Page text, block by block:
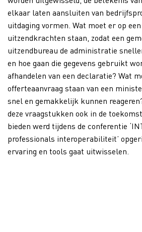
elkaar laten aansluiten van
uitdaging vormen. Wat moet er op
uitzendkrachten staan, zodat een
uitzendbureau de administratie
en hoe gaan die gegevens gebruikt
afhandelen van een declaratie? Wat
offerteaanvraag staan van een
snel en gemakkelijk kunnen
deze vraagstukken ook in de
bieden werd tijdens de conferentie
professionals interoperabiliteit’
ervaring en tools gaat uitwisselen.